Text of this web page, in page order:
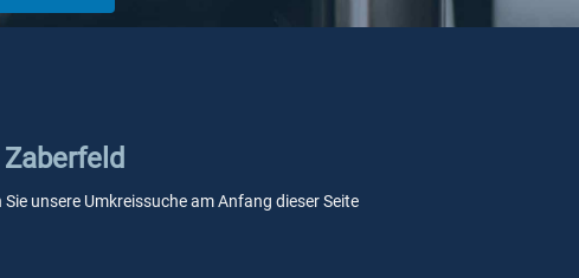
unsere Umkreissuche am Anfang dieser Seite